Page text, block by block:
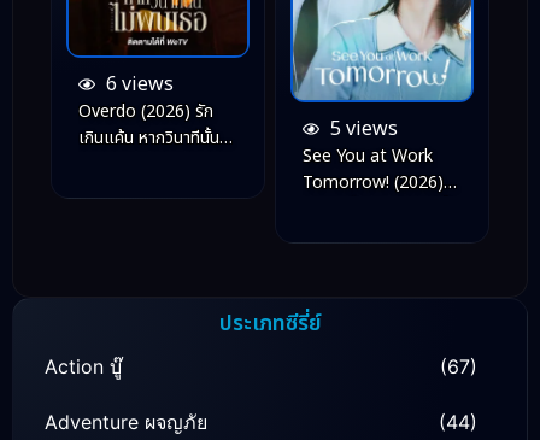
6 views
Overdo (2026) รัก
เกินแค้น หากวินาทีนั้นไม่
5 views
See You at Work
Tomorrow! (2026)
ประเภทซีรี่ย์
Action บู๊ (67)
Adventure ผจญภัย (44)